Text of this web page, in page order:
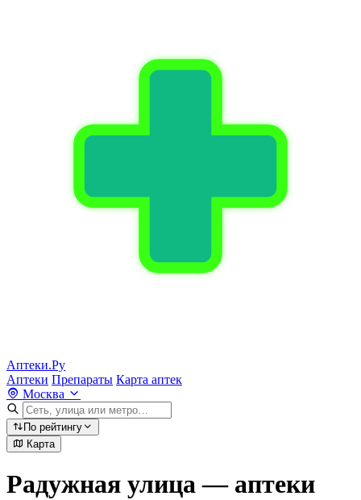
Аптеки.Ру
Аптеки Препараты Карта аптек
Москва
По рейтингу
Карта
Радужная улица — аптеки